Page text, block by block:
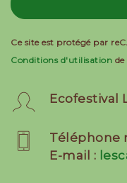
Ce site est protégé par
Conditions d'utilisation de
Ecofestival
Téléphone
E-mail :